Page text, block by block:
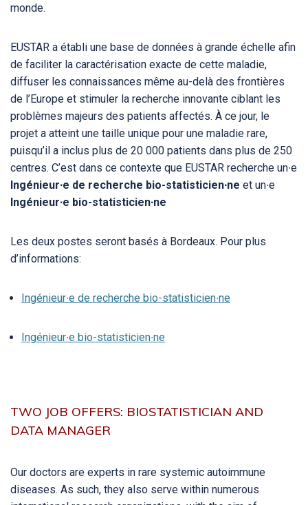
monde.
EUSTAR a établi une base de données à grande échelle afin
de faciliter la caractérisation exacte de cette maladie,
diffuser les connaissances même au-delà des frontières
de l’Europe et stimuler la recherche innovante ciblant les
problèmes majeurs des patients affectés. À ce jour, le
projet a atteint une taille unique pour une maladie rare,
puisqu’il a inclus plus de 20 000 patients dans plus de 250
centres. C’est dans ce contexte que EUSTAR recherche un∙e
Ingénieur∙e de recherche bio-statisticien∙ne et un∙e
Ingénieur∙e bio-statisticien∙ne
Les deux postes seront basés à Bordeaux. Pour plus
d’informations:
Ingénieur∙e de recherche bio-statisticien∙ne
Ingénieur∙e bio-statisticien∙ne
TWO JOB OFFERS: BIOSTATISTICIAN AND
DATA MANAGER
Our doctors are experts in rare systemic autoimmune
diseases. As such, they also serve within numerous